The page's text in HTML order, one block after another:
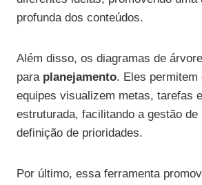
profunda dos conteúdos.
Além disso, os diagramas de
para planejamento. Eles
equipes visualizem metas, tarefas
estruturada, facilitando a gestão de
definição de prioridades.
Por último, essa ferramenta